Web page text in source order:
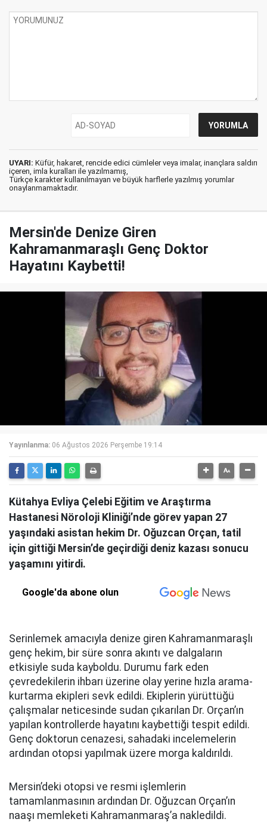
UYARI: Küfür, hakaret, rencide edici cümleler veya imalar, inançlara saldırı
içeren, imla kuralları ile yazılmamış,
Türkçe karakter kullanılmayan ve büyük harflerle yazılmış yorumlar
onaylanmamaktadır.
Mersin'de Denize Giren
Kahramanmaraşlı Genç Doktor
Hayatını Kaybetti!
Yayınlanma: 06 Ağustos 2026 Perşembe 19:14
Kütahya Evliya Çelebi Eğitim ve Araştırma
Hastanesi Nöroloji Kliniği’nde görev yapan 27
yaşındaki asistan hekim Dr. Oğuzcan Orçan, tatil
için gittiği Mersin’de geçirdiği deniz kazası sonucu
yaşamını yitirdi.
Google'da abone olun
Serinlemek amacıyla denize giren Kahramanmaraşlı
genç hekim, bir süre sonra akıntı ve dalgaların
etkisiyle suda kayboldu. Durumu fark eden
çevredekilerin ihbarı üzerine olay yerine hızla arama-
kurtarma ekipleri sevk edildi. Ekiplerin yürüttüğü
çalışmalar neticesinde sudan çıkarılan Dr. Orçan’ın
yapılan kontrollerde hayatını kaybettiği tespit edildi.
Genç doktorun cenazesi, sahadaki incelemelerin
ardından otopsi yapılmak üzere morga kaldırıldı.
Mersin’deki otopsi ve resmi işlemlerin
tamamlanmasının ardından Dr. Oğuzcan Orçan’ın
naaşı memleketi Kahramanmaraş’a nakledildi.